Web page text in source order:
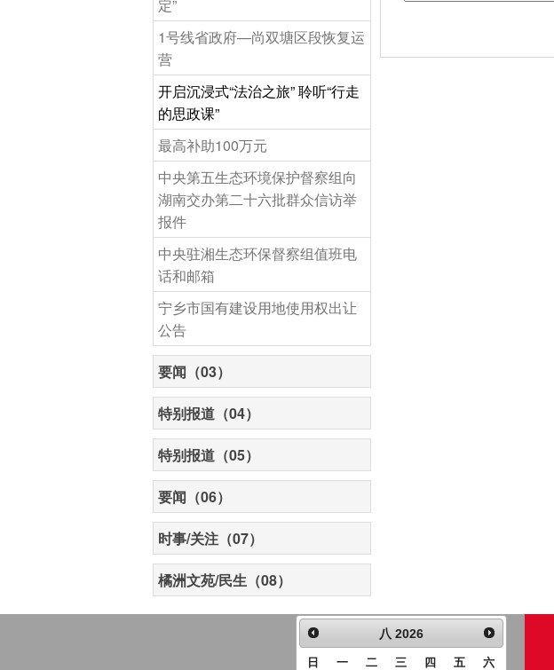
定”
1号线省政府—尚双塘区段恢复运
营
开启沉浸式“法治之旅” 聆听“行走
的思政课”
最高补助100万元
中央第五生态环境保护督察组向
湖南交办第二十六批群众信访举
报件
中央驻湘生态环保督察组值班电
话和邮箱
宁乡市国有建设用地使用权出让
公告
要闻（03）
特别报道（04）
特别报道（05）
要闻（06）
时事/关注（07）
橘洲文苑/民生（08）
八 2026
日 一 二 三 四 五 六